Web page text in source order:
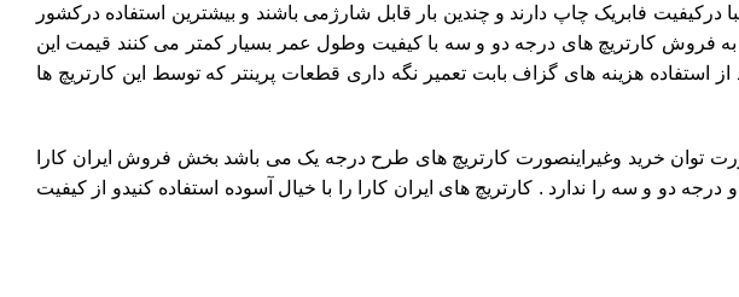
درکیفیت فابریک چاپ دارند و چندین بار قابل شارژمی باشند و بیشترین استفاده درکشور
به فروش کارتریچ های درجه دو و سه با کیفیت وطول عمر بسیار کمتر می کنند قیمت این
استفاده هزینه های گزاف بابت تعمیر نگه داری قطعات پرینتر که توسط این کارتریچ ها
توان خرید وغیراینصورت کارتریچ های طرح درجه یک می باشد بخش فروش ایران کارا
دو و سه را ندارد . کارتریچ های ایران کارا را با خیال آسوده استفاده کنیدو از کیفیت